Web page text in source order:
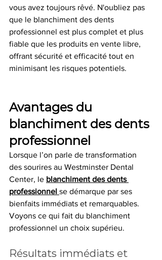
vous avez toujours rêvé. N'oubliez pas
que le blanchiment des dents
professionnel est plus complet et plus
fiable que les produits en vente libre,
offrant sécurité et efficacité tout en
minimisant les risques potentiels.
Avantages du
blanchiment des dents
professionnel
Lorsque l’on parle de transformation
des sourires au Westminster Dental
Center, le blanchiment des dents
professionnel se démarque par ses
bienfaits immédiats et remarquables.
Voyons ce qui fait du blanchiment
professionnel un choix supérieu.
Résultats immédiats et